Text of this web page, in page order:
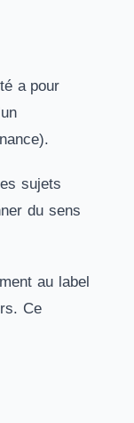
a pour
sujets
du sens
au label
Ce